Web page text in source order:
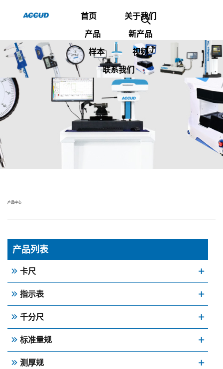
首页 关于我们
产品 新产品
样本 视频
联系我们
产品中心
产品列表
卡尺
指示表
千分尺
标准量规
测厚规